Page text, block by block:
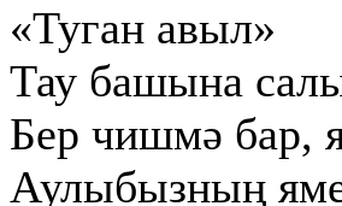
«Туган авыл»
Тау башына
Бер чишмә бар,
Аулыбызның